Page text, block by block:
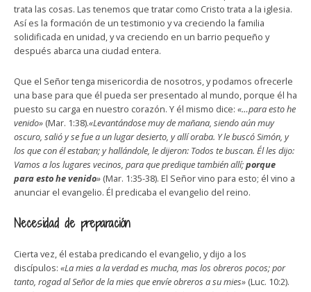
trata las cosas. Las tenemos que tratar como Cristo trata a la iglesia.
Así es la formación de un testimonio y va creciendo la familia
solidificada en unidad, y va creciendo en un barrio pequeño y
después abarca una ciudad entera.
Que el Señor tenga misericordia de nosotros, y podamos ofrecerle
una base para que él pueda ser presentado al mundo, porque él ha
puesto su carga en nuestro corazón. Y él mismo dice: «…para esto he
venido» (Mar. 1:38).«Levantándose muy de mañana, siendo aún muy
oscuro, salió y se fue a un lugar desierto, y allí oraba. Y le buscó Simón, y
los que con él estaban; y hallándole, le dijeron: Todos te buscan. Él les dijo:
Vamos a los lugares vecinos, para que predique también allí;porque
para esto he venido» (Mar. 1:35-38). El Señor vino para esto; él vino a
anunciar el evangelio. Él predicaba el evangelio del reino.
Necesidad de preparación
Cierta vez, él estaba predicando el evangelio, y dijo a los
discípulos: «La mies a la verdad es mucha, mas los obreros pocos; por
tanto, rogad al Señor de la mies que envíe obreros a su mies» (Luc. 10:2).